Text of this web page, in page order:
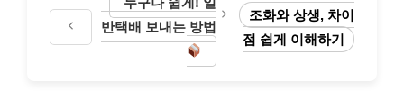
반택배 보내는 방법
조화와 상생, 차이
점 쉽게 이해하기